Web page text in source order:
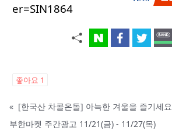
er=SIN1864
좋아요 1
« [한국산 차콜온돌] 아늑한 겨울을 즐기세요
부한마켓 주간광고 11/21(금) - 11/27(목)